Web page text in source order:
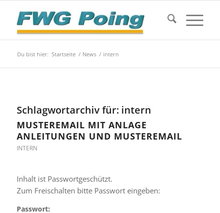
Du bist hier: Startseite / News / intern
Schlagwortarchiv für: intern
MUSTEREMAIL MIT ANLAGE
ANLEITUNGEN UND MUSTEREMAIL
INTERN
Inhalt ist Passwortgeschützt.
Zum Freischalten bitte Passwort eingeben:
Passwort: